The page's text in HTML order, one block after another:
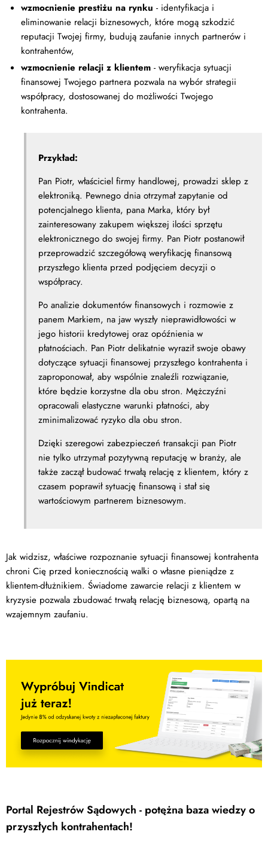
wzmocnienie prestiżu na rynku - identyfikacja i
eliminowanie relacji biznesowych, które mogą szkodzić
reputacji Twojej firmy, budują zaufanie innych partnerów i
kontrahentów,
wzmocnienie relacji z klientem - weryfikacja sytuacji
finansowej Twojego partnera pozwala na wybór strategii
współpracy, dostosowanej do możliwości Twojego
kontrahenta.
Przykład:
Pan Piotr, właściciel firmy handlowej, prowadzi sklep z
elektroniką. Pewnego dnia otrzymał zapytanie od
potencjalnego klienta, pana Marka, który był
zainteresowany zakupem większej ilości sprzętu
elektronicznego do swojej firmy. Pan Piotr postanowił
przeprowadzić szczegółową weryfikację finansową
przyszłego klienta przed podjęciem decyzji o
współpracy.
Po analizie dokumentów finansowych i rozmowie z
panem Markiem, na jaw wyszły nieprawidłowości w
jego historii kredytowej oraz opóźnienia w
płatnościach. Pan Piotr delikatnie wyraził swoje obawy
dotyczące sytuacji finansowej przyszłego kontrahenta i
zaproponował, aby wspólnie znaleźli rozwiązanie,
które będzie korzystne dla obu stron. Mężczyźni
opracowali elastyczne warunki płatności, aby
zminimalizować ryzyko dla obu stron.
Dzięki szeregowi zabezpieczeń transakcji pan Piotr
nie tylko utrzymał pozytywną reputację w branży, ale
także zaczął budować trwałą relację z klientem, który z
czasem poprawił sytuację finansową i stał się
wartościowym partnerem biznesowym.
Jak widzisz, właściwe rozpoznanie sytuacji finansowej kontrahenta
chroni Cię przed koniecznością walki o własne pieniądze z
klientem-dłużnikiem. Świadome zawarcie relacji z klientem w
kryzysie pozwala zbudować trwałą relację biznesową, opartą na
wzajemnym zaufaniu.
Portal Rejestrów Sądowych - potężna baza wiedzy o
przyszłych kontrahentach!